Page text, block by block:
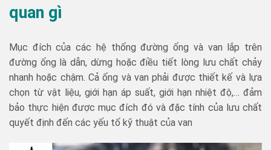
quan gì
Mục đích của các hệ thống đường ống và van lắp trên
đường ống là dẫn, dừng hoặc điều tiết lòng lưu chất chảy
nhanh hoặc chậm. Cả ống và van phải được thiết kế và lựa
chọn từ vật liệu, giới hạn áp suất, giới hạn nhiệt độ,… đảm
bảo thực hiện được mục đích đó và đặc tính của lưu chất
quyết định đến các yếu tố kỹ thuật của van